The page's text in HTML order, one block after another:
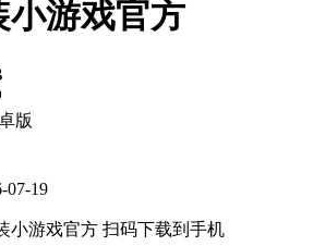
游戏官方
版
07-19
扫码下载到手机